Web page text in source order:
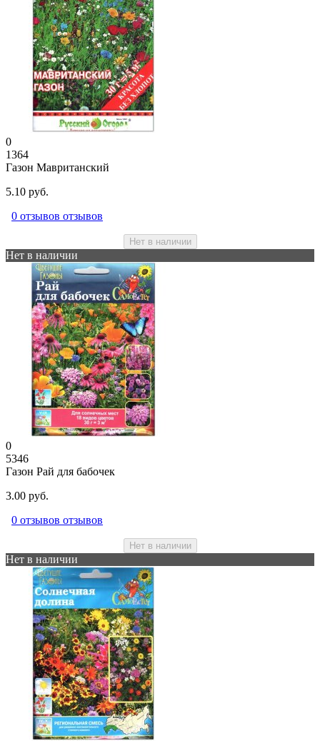
0
1364
Газон Мавританский
5.10 руб.
0 отзывов отзывов
Нет в наличии
Нет в наличии
0
5346
Газон Рай для бабочек
3.00 руб.
0 отзывов отзывов
Нет в наличии
Нет в наличии